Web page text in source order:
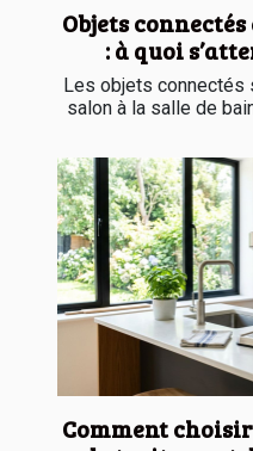
Objets
: à quoi
Les objets
salon à la salle de
Comment